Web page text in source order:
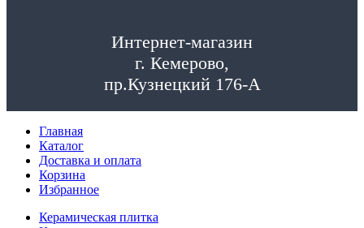
Интернет-магазин
г. Кемерово,
пр.Кузнецкий 176-А
Главная
Каталог
Доставка и оплата
Корзина
Избранное
Керамическая плитка